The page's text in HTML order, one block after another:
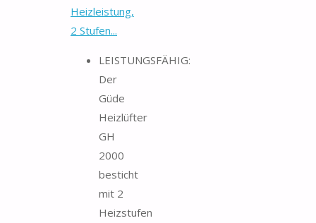
Heizleistung,
2 Stufen...
LEISTUNGSFÄHIG:
Der
Güde
Heizlüfter
GH
2000
besticht
mit 2
Heizstufen